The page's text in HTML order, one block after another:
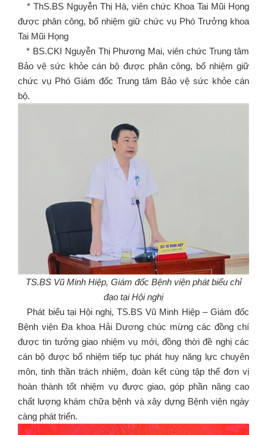
* ThS.BS Nguyễn Thị Hà, viên chức Khoa Tai Mũi Họng
được phân công, bổ nhiệm giữ chức vụ Phó Trưởng khoa
Tai Mũi Họng
* BS.CKI Nguyễn Thị Phương Mai, viên chức Trung tâm
Bảo vệ sức khỏe cán bộ được phân công, bổ nhiệm giữ
chức vụ Phó Giám đốc Trung tâm Bảo vệ sức khỏe cán
bộ.
TS.BS Vũ Minh Hiệp, Giám đốc Bệnh viện phát biểu chỉ
đạo tại Hội nghị
Phát biểu tại Hội nghị, TS.BS Vũ Minh Hiệp – Giám đốc
Bệnh viện Đa khoa Hải Dương chúc mừng các đồng chí
được tin tưởng giao nhiệm vụ mới, đồng thời đề nghị các
cán bộ được bổ nhiệm tiếp tục phát huy năng lực chuyên
môn, tinh thần trách nhiệm, đoàn kết cùng tập thể đơn vị
hoàn thành tốt nhiệm vụ được giao, góp phần nâng cao
chất lượng khám chữa bệnh và xây dựng Bệnh viện ngày
càng phát triển.